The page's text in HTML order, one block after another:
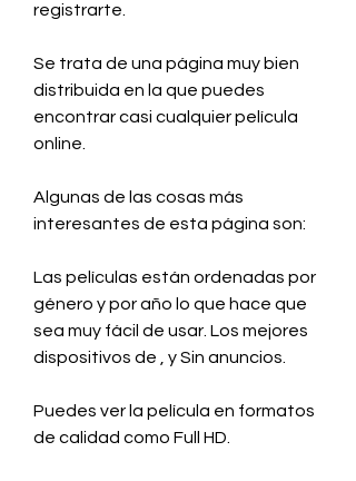
registrarte.
Se trata de una página muy bien
distribuida en la que puedes
encontrar casi cualquier película
online.
Algunas de las cosas más
interesantes de esta página son:
Las películas están ordenadas por
género y por año lo que hace que
sea muy fácil de usar. Los mejores
dispositivos de , y Sin anuncios.
Puedes ver la película en formatos
de calidad como Full HD.